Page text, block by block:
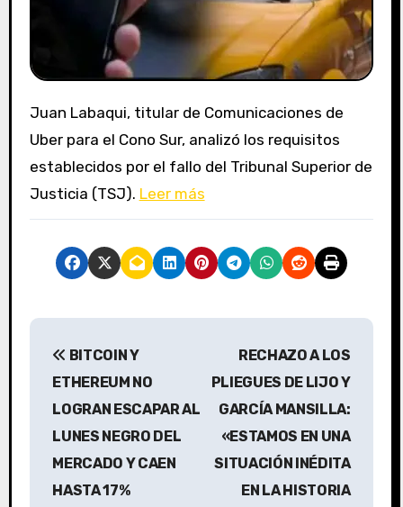
Juan Labaqui, titular de Comunicaciones de
Uber para el Cono Sur, analizó los requisitos
establecidos por el fallo del Tribunal Superior de
Justicia (TSJ). Leer más
N
BITCOIN Y
ETHEREUM NO
LOGRAN ESCAPAR AL
LUNES NEGRO DEL
MERCADO Y CAEN
HASTA 17%
RECHAZO A LOS
PLIEGUES DE LIJO Y
GARCÍA MANSILLA:
«ESTAMOS EN UNA
SITUACIÓN INÉDITA
EN LA HISTORIA